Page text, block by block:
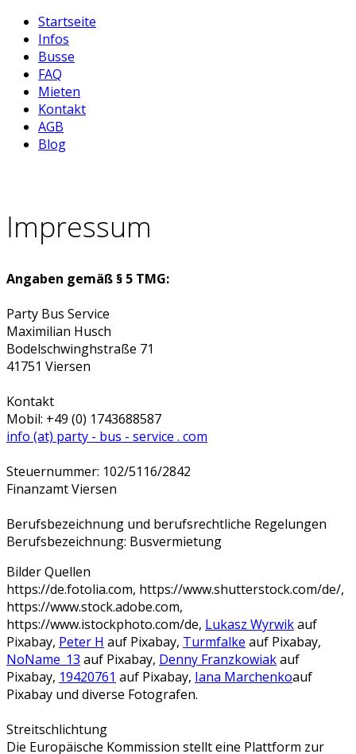
Startseite
Infos
Busse
FAQ
Mieten
Kontakt
AGB
Blog
Impressum
Angaben gemäß § 5 TMG:
Party Bus Service
Maximilian Husch
Bodelschwinghstraße 71
41751 Viersen
Kontakt
Mobil: +49 (0) 1743688587
info (at) party - bus - service . com
Steuernummer: 102/5116/2842
Finanzamt Viersen
Berufsbezeichnung und berufsrechtliche Regelungen
Berufsbezeichnung: Busvermietung
Bilder Quellen
https://de.fotolia.com, https://www.shutterstock.com/de/,
https://www.stock.adobe.com,
https://www.istockphoto.com/de, Lukasz Wyrwikauf
Pixabay, Peter H auf Pixabay, Turmfalke auf Pixabay,
NoName_13 auf Pixabay, Denny Franzkowiakauf
Pixabay, 19420761 auf Pixabay, Iana Marchenkoauf
Pixabay und diverse Fotografen.
Streitschlichtung
Die Europäische Kommission stellt eine Plattform zur